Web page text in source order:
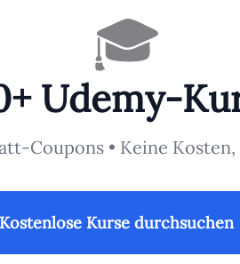
🎓
Udemy-
Coupons • Keine
Kostenlose Kurse